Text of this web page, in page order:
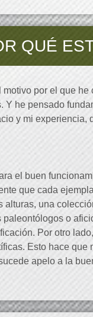
QUÉ
por el que he
Y he pensado
y mi experiencia,
el buen
que cada
alturas, una
paleontólogos o
Por otro
Esto hace que
apelo a la